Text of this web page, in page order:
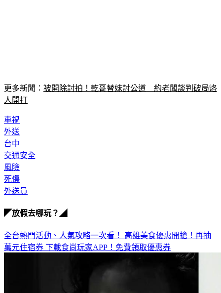
更多新聞： 被開除討拍！乾哥替妹討公道　約老闆談判破局烙
人開打
車禍
外送
台中
交通安全
風險
死傷
外送員
◤放假去哪玩？◢
全台熱門活動、人氣攻略一次看！ 高雄美食優惠開搶！再抽
萬元住宿券 下載食尚玩家APP！免費領取優惠券